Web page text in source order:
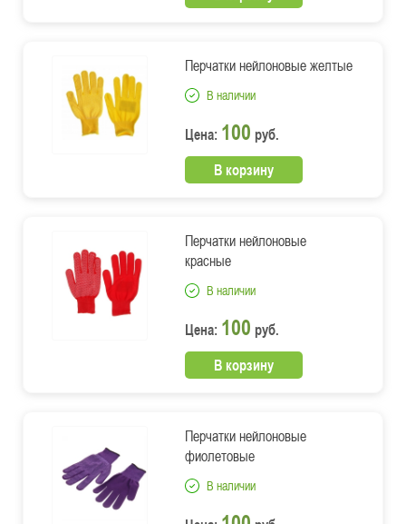
Перчатки нейлоновые желтые
В наличии
Цена: 100 руб.
В корзину
Перчатки нейлоновые
красные
В наличии
Цена: 100 руб.
В корзину
Перчатки нейлоновые
фиолетовые
В наличии